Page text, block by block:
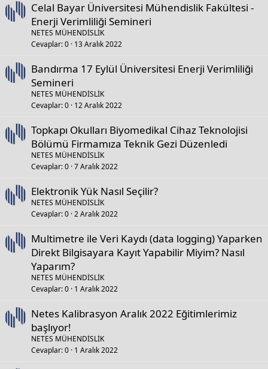
Celal Bayar Üniversitesi Mühendislik Fakültesi -
Enerji Verimliliği Semineri
NETES MÜHENDİSLİK
Cevaplar 0 13 Aralık 2022
Bandırma 17 Eylül Üniversitesi Enerji Verimliliği
Semineri
NETES MÜHENDİSLİK
Cevaplar 0 12 Aralık 2022
Topkapı Okulları Biyomedikal Cihaz Teknolojisi
Bölümü Firmamıza Teknik Gezi Düzenledi
NETES MÜHENDİSLİK
Cevaplar 0 7 Aralık 2022
Elektronik Yük Nasıl Seçilir?
NETES MÜHENDİSLİK
Cevaplar 0 2 Aralık 2022
Multimetre ile Veri Kaydı (data logging) Yaparken
Direkt Bilgisayara Kayıt Yapabilir Miyim? Nasıl
Yaparım?
NETES MÜHENDİSLİK
Cevaplar 0 1 Aralık 2022
Netes Kalibrasyon Aralık 2022 Eğitimlerimiz
başlıyor!
NETES MÜHENDİSLİK
Cevaplar 0 1 Aralık 2022